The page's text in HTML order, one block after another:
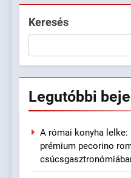
Keresés
Legutóbbi
A római konyha
prémium pecorino